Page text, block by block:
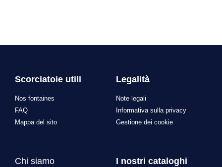
Scorciatoie utili
Nos fontaines
FAQ
Mappa del sito
Legalità
Note legali
Informativa sulla privacy
Gestione dei cookie
Chi siamo I nostri cataloghi